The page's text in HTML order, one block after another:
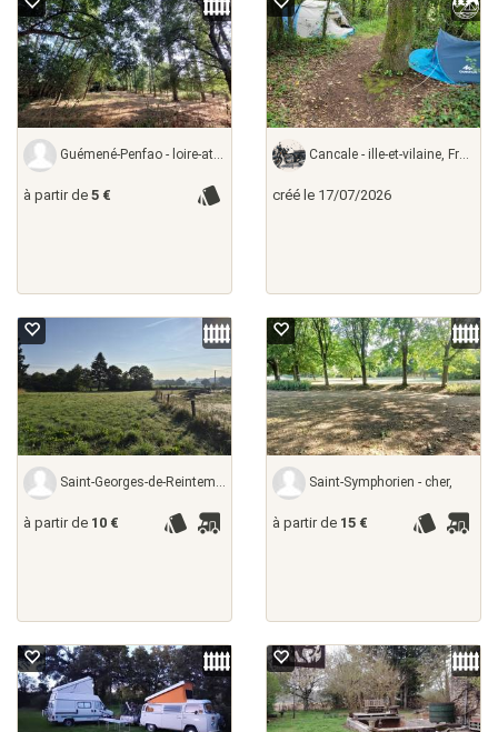
Guémené-Penfao - loire-atlantique,
à partir de 5 €
Cancale - ille-et-vilaine, France
créé le 17/07/2026
Saint-Georges-de-Reintembault - ille-et-vilaine,
à partir de 10 €
Saint-Symphorien - cher,
à partir de 15 €